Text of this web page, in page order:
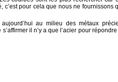
pour cela que nous ne fournissons
au milieu des métaux
il n’y a que l’acier pour répondre